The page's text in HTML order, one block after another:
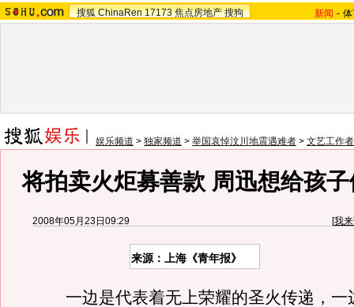
搜狐 ChinaRen 17173 焦点房地产 搜狗 新闻 -
娱乐频道 > 独家频道 > 举国哀悼汶川地震遇难者 > 文艺工作
将拍卖火炬募善款 周迅想给孩
2008年05月23日09:29 [我
来源：上海《青年报》
一边是代表着无上荣耀的圣火传递，一